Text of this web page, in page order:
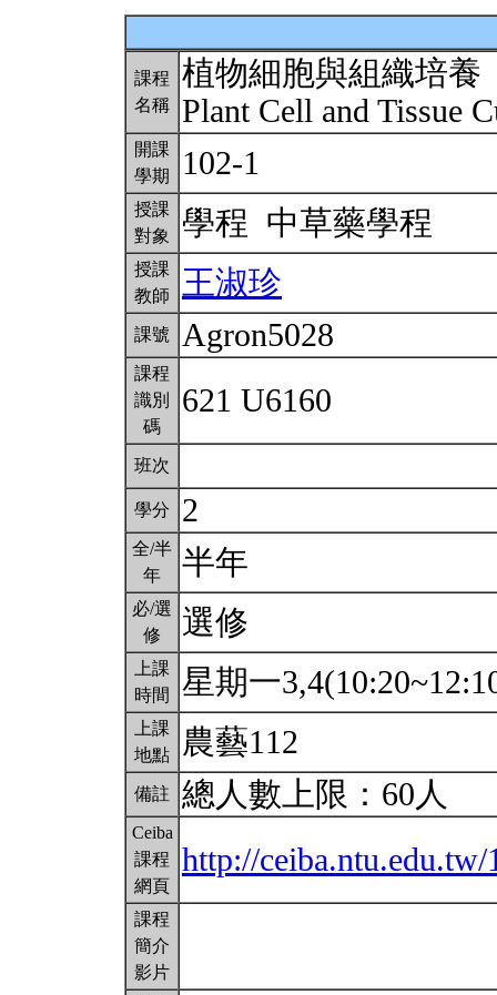
課程
名稱
植物細胞與組織培養
Plant Cell and Tissue
開課
學期
102-1
授課
對象
學程 中草藥學程
授課
教師
王淑珍
課號 Agron5028
課程
識別
碼
621 U6160
班次
學分 2
全/半
年
半年
必/選
修
選修
上課
時間
星期一
上課
地點
農藝112
備註 總人數上限：60人
Ceiba
課程
網頁
http://
課程
簡介
影片